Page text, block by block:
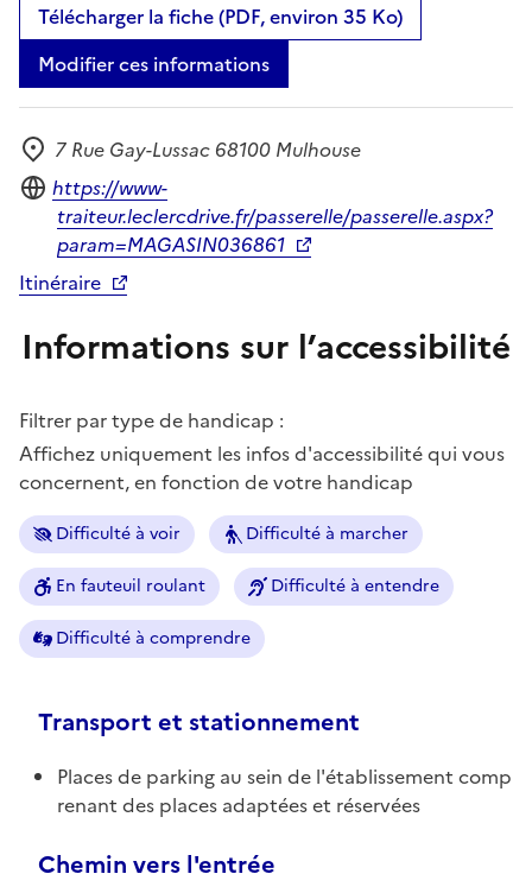
Télécharger la fiche (PDF, environ 35 Ko)
Modifier ces informations
Adresse
7 Rue Gay-Lussac 68100 Mulhouse
Site internet
https://www-
traiteur.leclercdrive.fr/passerelle/passerelle.aspx?
param=MAGASIN036861
Itinéraire
Informations sur l’accessibilité
Filtrer par type de handicap :
Affichez uniquement les infos d'accessibilité qui vous
concernent, en fonction de votre handicap
Difficulté à voir Difficulté à marcher
En fauteuil roulant Difficulté à entendre
Difficulté à comprendre
Transport et stationnement
Places de parking au sein de l'établissement comp
renant des places adaptées et réservées
Chemin vers l'entrée